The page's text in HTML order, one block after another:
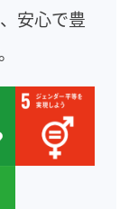
安心で豊